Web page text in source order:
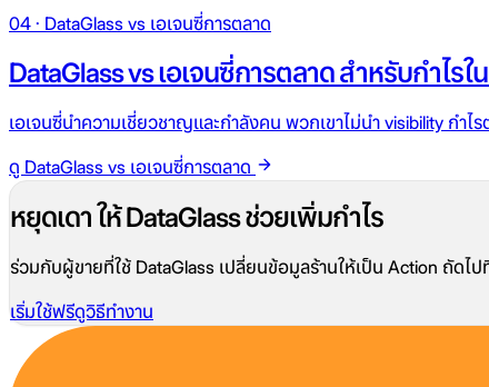
04 · DataGlass vs เอเจนซี่การตลาด
DataGlass vs เอเจนซี่การตลาด สำหรับกำไรใ
เอเจนซี่นำความเชี่ยวชาญและกำลังคน พวกเขาไม่นำ visibility ก
ดู DataGlass vs เอเจนซี่การตลาด
หยุดเดา ให้ DataGlass ช่วยเพิ่มกำไร
ร่วมกับผู้ขายที่ใช้ DataGlass เปลี่ยนข้อมูลร้านให้เป็น Action ถัด
เริ่มใช้ฟรีดูวิธีทำงาน